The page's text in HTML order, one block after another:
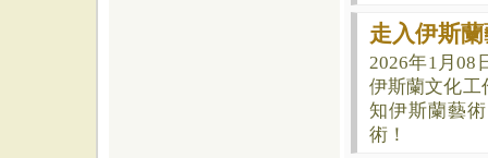
走入伊斯
2026年1月08
伊斯蘭文化工
知伊斯蘭藝
術！